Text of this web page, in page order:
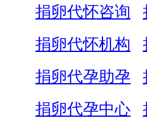
捐卵代怀咨询
捐卵代怀机构
捐卵代孕助孕
捐卵代孕中心